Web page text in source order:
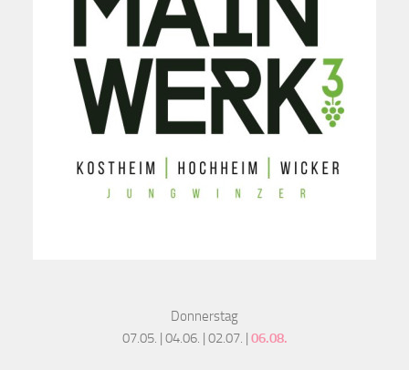
Donnerstag
07.05. | 04.06. | 02.07. | 06.08.